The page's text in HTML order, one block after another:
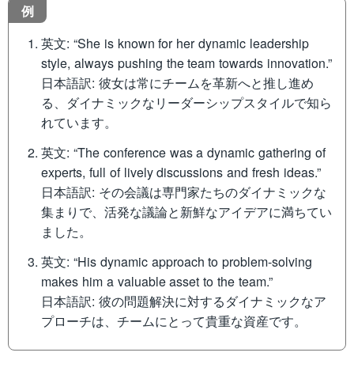
例
英文: “She is known for her dynamic leadership
style, always pushing the team towards innovation.”
日本語訳: 彼女は常にチームを革新へと推し進め
る、ダイナミックなリーダーシップスタイルで知ら
れています。
英文: “The conference was a dynamic gathering of
experts, full of lively discussions and fresh ideas.”
日本語訳: その会議は専門家たちのダイナミックな
集まりで、活発な議論と新鮮なアイデアに満ちてい
ました。
英文: “His dynamic approach to problem-solving
makes him a valuable asset to the team.”
日本語訳: 彼の問題解決に対するダイナミックなア
プローチは、チームにとって貴重な資産です。